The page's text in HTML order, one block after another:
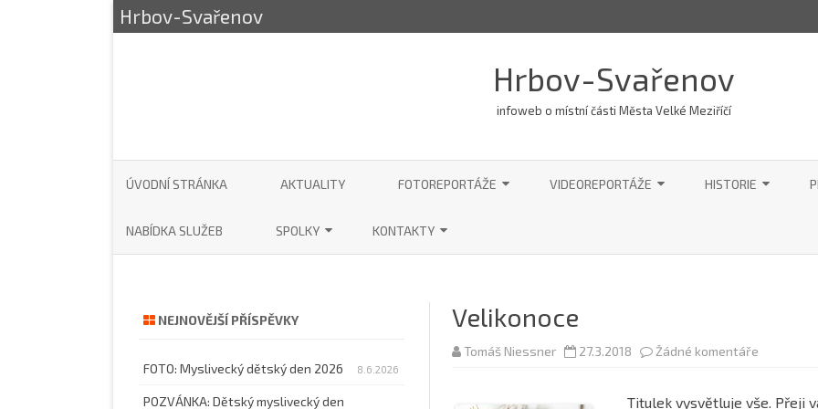
Hrbov-Svařenov
Hrbov-Svařenov
infoweb o místní části Města Velké Meziříčí
to
ÚVODNÍ STRÁNKA AKTUALITY FOTOREPORTÁŽE
2003
VIDEOREPORTÁŽE HISTORIE
SVAŘENOV
HRBOVSKÁ ŠKOLA
NABÍDKA SLUŽEB SPOLKY
HASIČSKÁ TECHNIKA
HISTORIE HRBOVSKÝCH A
AKTUALITY OD MYSLIVCŮ
KONTAKTY
KOMISE PRO MÍSTNÍ SPRÁVU
HRBOV-SVAŘENOVVelikonoce
Tomáš Niessner 27.3.2018 Žádné komentáře
Titulek vysvětluje vše. Přeji
NEJNOVĚJŠÍ PŘÍSPĚVKY
FOTO: Myslivecký dětský den 2026 8.6.2026
POZVÁNKA: Dětský myslivecký den